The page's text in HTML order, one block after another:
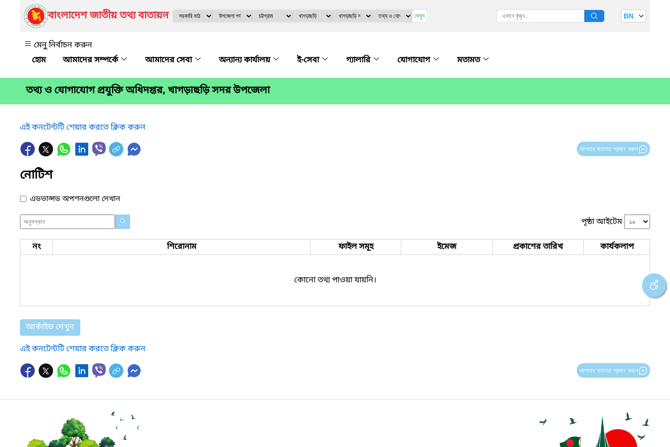
বাংলাদেশ জাতীয় তথ্য বাতায়ন দেখুন BN
মেনু নির্বাচন করুন
আমাদের সম্পর্কে
আমাদের সেবা অন্যান্য কার্যালয় ই-সেবা গ্যালারি যোগাযোগ মতামত
তথ্য ও যোগাযোগ প্রযুক্তি অধিদপ্তর, খাগড়াছড়ি সদর উপজেলা
এই কনটেন্টটি শেয়ার করতে ক্লিক করুন
আপনার মতামত প্রদান করুন
নোটিশ
এডভান্সড অপশনগুলো দেখান
পৃষ্ঠা আইটেম
নং শিরোনাম ফাইল সমূহ ইমেজ প্রকাশের তারিখ কার্যকলাপ
কোনো তথ্য পাওয়া যায়নি।
আর্কাইভ দেখুন
এই কনটেন্টটি শেয়ার করতে ক্লিক করুন
আপনার মতামত প্রদান করুন